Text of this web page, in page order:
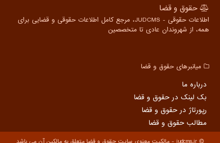
حقوق و قضا
اطلاعات حقوقی - JUDCMS، مرجع کامل اطلاعات حقوقی و قضایی برای
همه، از شهروندان عادی تا متخصصین
میانبرهای حقوق و قضا
درباره ما
بک لینک در حقوق و قضا
رپورتاژ در حقوق و قضا
مطالب حقوق و قضا